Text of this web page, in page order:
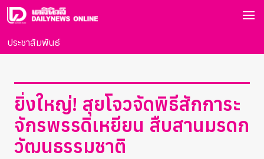
ประชาสัมพันธ์
ยิ่งใหญ่! สุยโจวจัดพิธีสักการะ
จักรพรรดิเหยียน สืบสานมรดก
วัฒนธรรมชาติ